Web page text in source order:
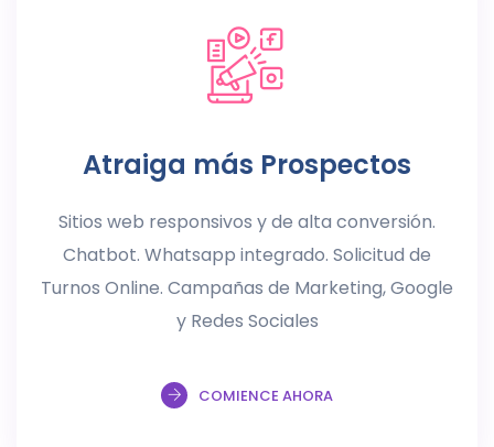
Atraiga más Prospectos
Sitios web responsivos y de alta conversión.
Chatbot. Whatsapp integrado. Solicitud de
Turnos Online. Campañas de Marketing, Google
y Redes Sociales
COMIENCE AHORA